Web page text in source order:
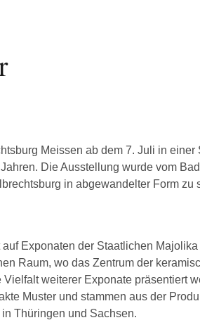
Meissen ab dem 7. Juli in
Die Ausstellung wurde vom
in abgewandelter Form zu
Exponaten der Staatlichen
Raum, wo das Zentrum der
weiterer Exponate präsentiert
Muster und stammen aus der
Thüringen und Sachsen.